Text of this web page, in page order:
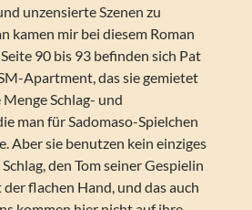
unzensierte Szenen zu
kamen mir bei diesem Roman
90 bis 93 befinden sich Pat
Apartment, das sie gemietet
Schlag- und
man für Sadomaso-Spielchen
Aber sie benutzen kein einziges
den Tom seiner Gespielin
flachen Hand, und das auch